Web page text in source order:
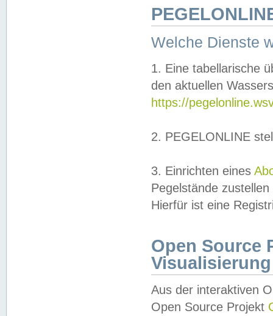
Welche Dienste
1. Eine tabellarische
den aktuellen
https://
2. PEGELONLINE
3. Einrichten eines
Pegelstände
Hierfür ist eine
Open Source
Visualisierung
Aus der interaktiven
Open Source Projekt